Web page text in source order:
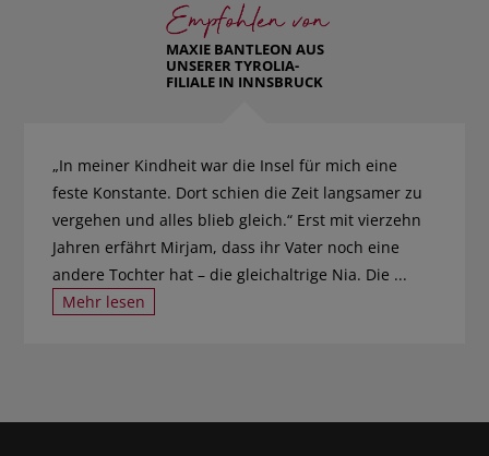
MAXIE BANTLEON AUS
UNSERER TYROLIA-
FILIALE IN INNSBRUCK
„In meiner Kindheit war die Insel für mich eine
feste Konstante. Dort schien die Zeit langsamer zu
vergehen und alles blieb gleich.“ Erst mit vierzehn
Jahren erfährt Mirjam, dass ihr Vater noch eine
andere Tochter hat – die gleichaltrige Nia. Die ...
Mehr lesen